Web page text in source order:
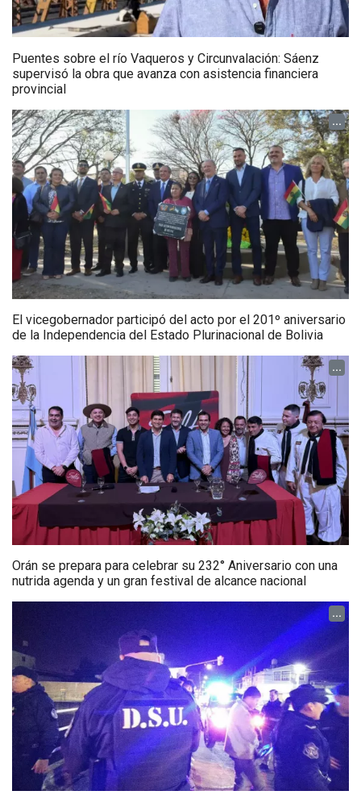
Puentes sobre el río Vaqueros y Circunvalación: Sáenz
supervisó la obra que avanza con asistencia financiera
provincial
...
El vicegobernador participó del acto por el 201º aniversario
de la Independencia del Estado Plurinacional de Bolivia
...
Orán se prepara para celebrar su 232° Aniversario con una
nutrida agenda y un gran festival de alcance nacional
...